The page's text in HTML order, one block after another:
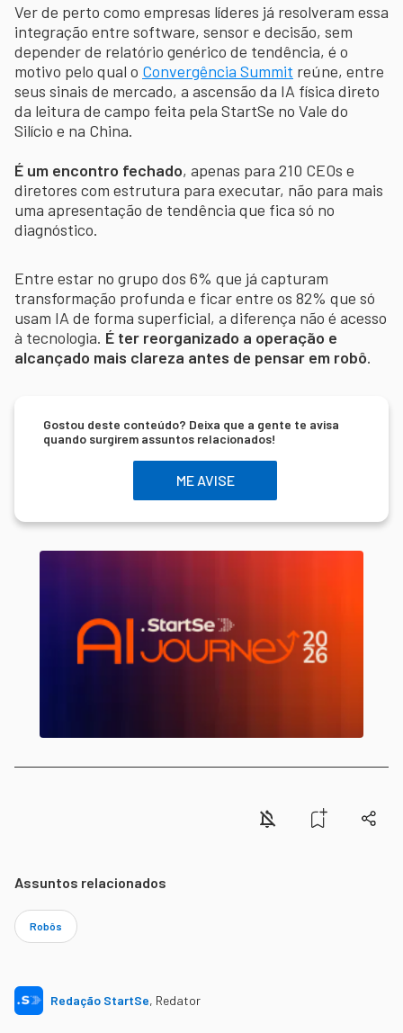
Ver de perto como empresas líderes já resolveram essa
integração entre software, sensor e decisão, sem
depender de relatório genérico de tendência, é o
motivo pelo qual o Convergência Summit reúne, entre
seus sinais de mercado, a ascensão da IA física direto
da leitura de campo feita pela StartSe no Vale do
Silício e na China.
É um encontro fechado, apenas para 210 CEOs e
diretores com estrutura para executar, não para mais
uma apresentação de tendência que fica só no
diagnóstico.
Entre estar no grupo dos 6% que já capturam
transformação profunda e ficar entre os 82% que só
usam IA de forma superficial, a diferença não é acesso
à tecnologia. É ter reorganizado a operação e
alcançado mais clareza antes de pensar em robô.
Gostou deste conteúdo? Deixa que a gente te avisa
quando surgirem assuntos relacionados!
ME AVISE
Assuntos relacionados
Robôs
Redação StartSe, Redator